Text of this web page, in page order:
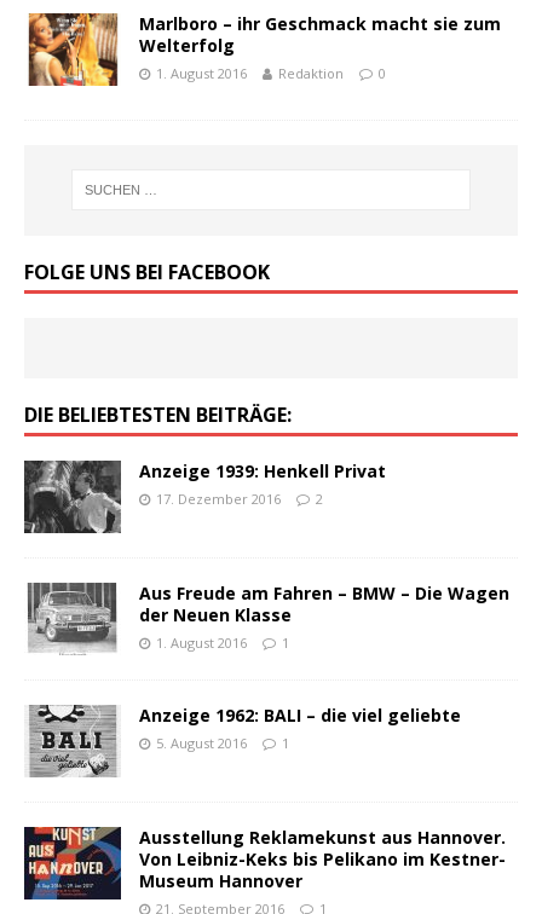
Marlboro – ihr Geschmack macht sie zum
Welterfolg
1. August 2016 Redaktion 0
FOLGE UNS BEI FACEBOOK
DIE BELIEBTESTEN BEITRÄGE:
Anzeige 1939: Henkell Privat
17. Dezember 2016 2
Aus Freude am Fahren – BMW – Die Wagen
der Neuen Klasse
1. August 2016 1
Anzeige 1962: BALI – die viel geliebte
5. August 2016 1
Ausstellung Reklamekunst aus Hannover.
Von Leibniz-Keks bis Pelikano im Kestner-
Museum Hannover
21. September 2016 1